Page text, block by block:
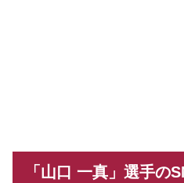
「山口 一真」選手の